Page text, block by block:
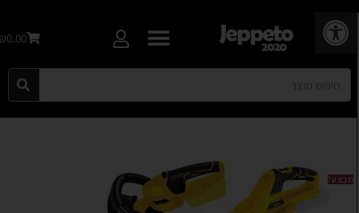
פתח סרגל נגישות
₪0.00
מבצע!